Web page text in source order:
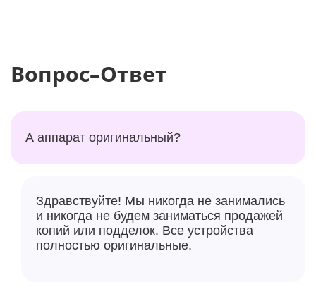
Вопрос–Ответ
А аппарат оригинальный?
Здравствуйте! Мы никогда не занимались
и никогда не будем заниматься продажей
копий или подделок. Все устройства
полностью оригинальные.